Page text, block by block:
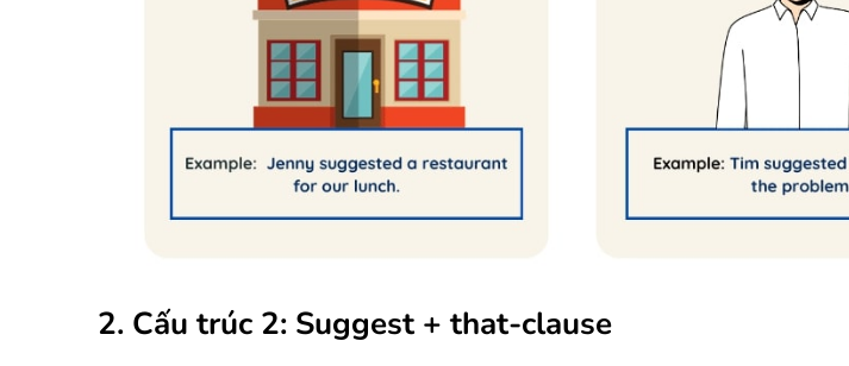
2. Cấu trúc 2: Suggest + that-clause